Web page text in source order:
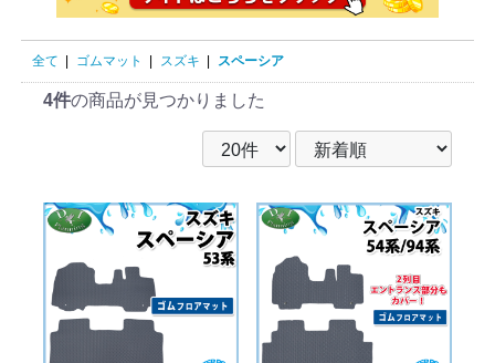
全て | ゴムマット | スズキ | スペーシア
4件の商品が見つかりました